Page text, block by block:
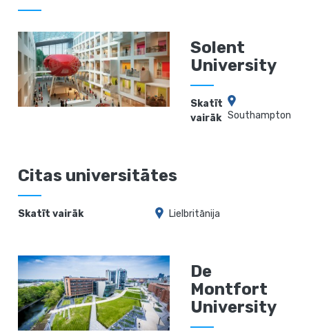
Solent
University
Skatīt
vairāk Southampton
Citas universitātes
Skatīt vairāk Lielbritānija
De
Montfort
University